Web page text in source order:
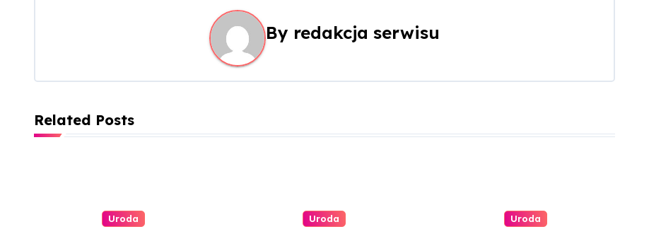
j
By redakcja serwisu
Related Posts
Uroda Uroda Uroda